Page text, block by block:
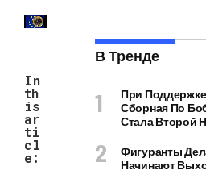
In
th
is
ar
ti
cl
e:
В Тренде
При
Сборная По
Стала Второй
Фигуранты
Начинают